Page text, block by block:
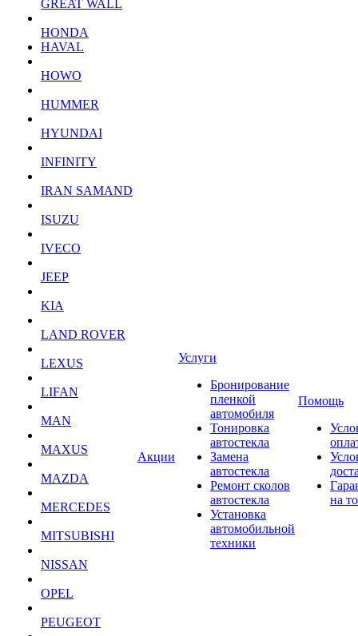
GREAT WALL
HONDA
HAVAL
HOWO
HUMMER
HYUNDAI
INFINITY
IRAN SAMAND
ISUZU
IVECO
JEEP
KIA
LAND ROVER
LEXUS
LIFAN
MAN
MAXUS
MAZDA
MERCEDES
MITSUBISHI
NISSAN
OPEL
PEUGEOT
Акции
Услуги
Бронирование
пленкой
автомобиля
Тонировка
автостекла
Замена
автостекла
Ремонт сколов
автостекла
Установка
автомобильной
техники
Помощь
на